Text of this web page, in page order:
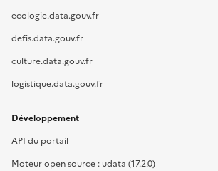
ecologie.data.gouv.fr
defis.data.gouv.fr
culture.data.gouv.fr
logistique.data.gouv.fr
Développement
API du portail
Moteur open source : udata (17.2.0)